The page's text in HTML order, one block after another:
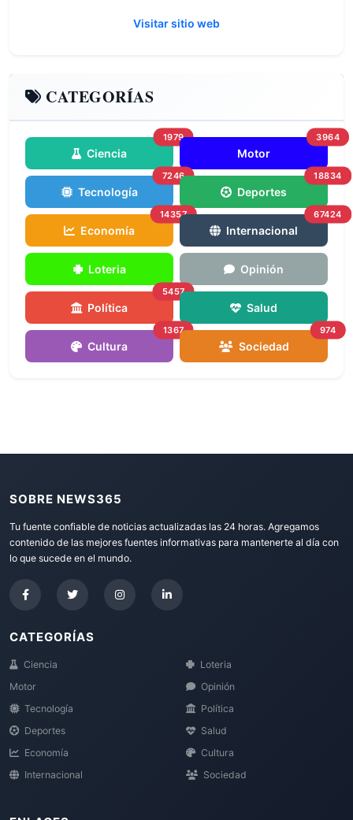
Visitar sitio web
CATEGORÍAS
Ciencia
1979
Motor
3964
Tecnología
7246
Deportes
18834
Economía
14357
Internacional
67424
Loteria Opinión
Política
5457
Salud
Cultura
1367
Sociedad
974
SOBRE NEWS365
Tu fuente confiable de noticias actualizadas las 24 horas. Agregamos
contenido de las mejores fuentes informativas para mantenerte al día con
lo que sucede en el mundo.
CATEGORÍAS
Ciencia
Motor
Tecnología
Deportes
Economía
Internacional
Loteria
Opinión
Política
Salud
Cultura
Sociedad